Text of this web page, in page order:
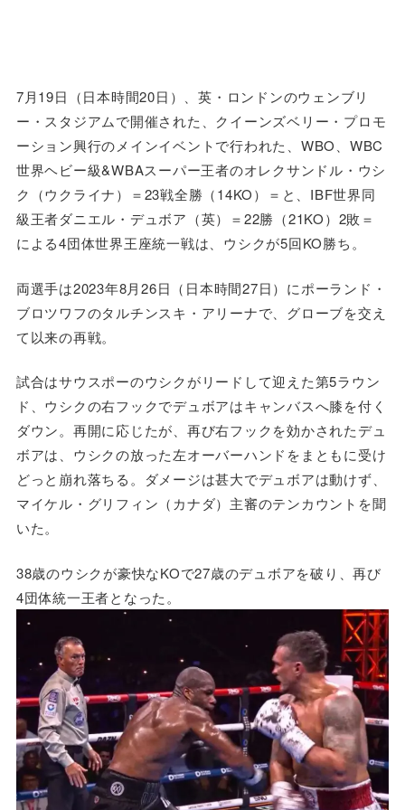
7月19日（日本時間20日）、英・ロンドンのウェンブリ
ー・スタジアムで開催された、クイーンズベリー・プロモ
ーション興行のメインイベントで行われた、WBO、WBC
世界ヘビー級&WBAスーパー王者のオレクサンドル・ウシ
ク（ウクライナ）＝23戦全勝（14KO）＝と、IBF世界同
級王者ダニエル・デュボア（英）＝22勝（21KO）2敗＝
による4団体世界王座統一戦は、ウシクが5回KO勝ち。
両選手は2023年8月26日（日本時間27日）にポーランド・
ブロツワフのタルチンスキ・アリーナで、グローブを交え
て以来の再戦。
試合はサウスポーのウシクがリードして迎えた第5ラウン
ド、ウシクの右フックでデュボアはキャンバスへ膝を付く
ダウン。再開に応じたが、再び右フックを効かされたデュ
ボアは、ウシクの放った左オーバーハンドをまともに受け
どっと崩れ落ちる。ダメージは甚大でデュボアは動けず、
マイケル・グリフィン（カナダ）主審のテンカウントを聞
いた。
38歳のウシクが豪快なKOで27歳のデュボアを破り、再び
4団体統一王者となった。